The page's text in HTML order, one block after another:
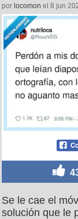
por locomon el 8 jun
Se le cae el
solución que le